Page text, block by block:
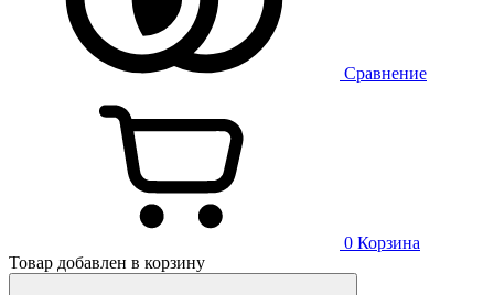
Сравнение
0 Корзина
Товар добавлен в корзину